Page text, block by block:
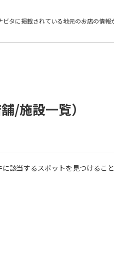
ビタに掲載されている地元のお店の情報
/施設一覧）
該当するスポットを見つけるこ